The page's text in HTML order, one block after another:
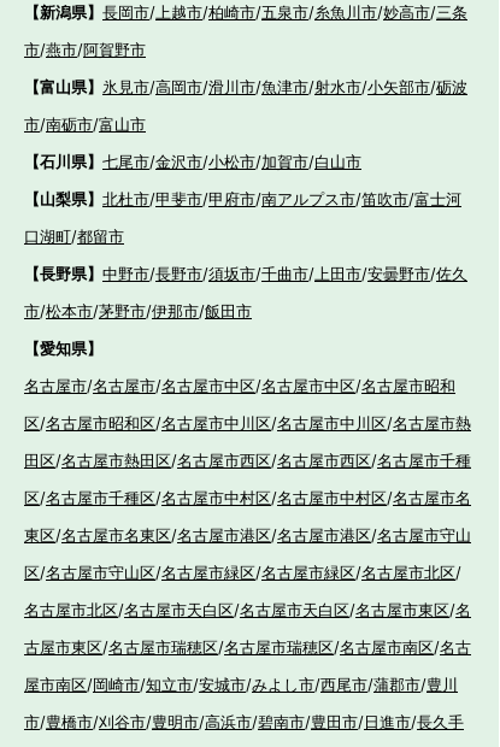
【新潟県】 長岡市/ 上越市/柏崎市/五泉市/糸魚川市/妙高市/三条
市/燕市/阿賀野市
【富山県】 氷見市/高岡市/滑川市/魚津市/射水市/小矢部市/砺波
市/南砺市/富山市
【石川県】 七尾市/金沢市/小松市/加賀市/白山市
【山梨県】 北杜市/甲斐市/甲府市/南アルプス市/笛吹市/富士河
口湖町/都留市
【長野県】 中野市/長野市/須坂市/千曲市/ 上田市/安曇野市/佐久
市/松本市/茅野市/伊那市/飯田市
【愛知県】
名古屋市/名古屋市/名古屋市中区/名古屋市中区/名古屋市昭和
区/名古屋市昭和区/名古屋市中川区/名古屋市中川区/名古屋市熱
田区/名古屋市熱田区/名古屋市西区/名古屋市西区/名古屋市千種
区/名古屋市千種区/名古屋市中村区/名古屋市中村区/名古屋市名
東区/名古屋市名東区/名古屋市港区/名古屋市港区/名古屋市守山
区/名古屋市守山区/名古屋市緑区/名古屋市緑区/名古屋市北区/
名古屋市北区/名古屋市天白区/名古屋市天白区/名古屋市東区/名
古屋市東区/名古屋市瑞穂区/名古屋市瑞穂区/名古屋市南区/名古
屋市南区/岡崎市/知立市/安城市/みよし市/西尾市/蒲郡市/豊川
市/豊橋市/刈谷市/豊明市/高浜市/碧南市/豊田市/日進市/長久手